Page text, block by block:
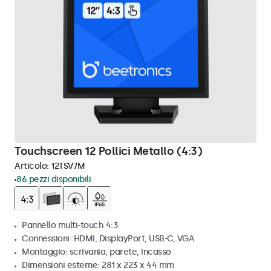
Touchscreen 12 Pollici Metallo (4:3)
Articolo: 12TSV7M
86 pezzi disponibili
Pannello multi-touch 4:3
Connessioni: HDMI, DisplayPort, USB-C, VGA
Montaggio: scrivania, parete, incasso
Dimensioni esterne: 281 x 223 x 44 mm